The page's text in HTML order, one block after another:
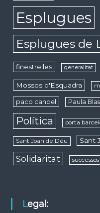
Esplugues
Esplugues de
finestrelles generalitat
Mossos d'Esquadra
paco candel Paula
Política porta
Sant Joan de Déu Sant
Solidaritat successos
Legal: